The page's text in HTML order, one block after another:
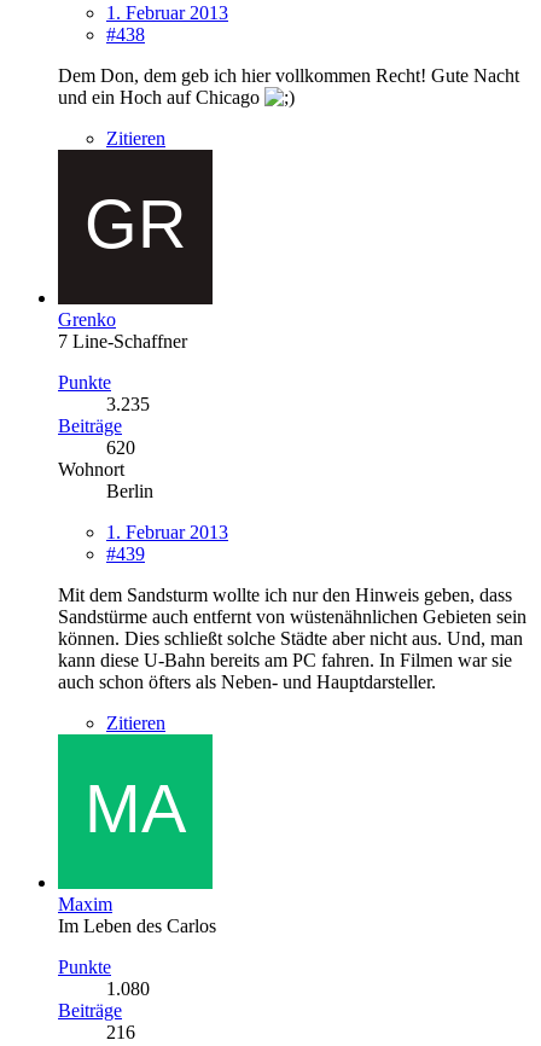
1. Februar 2013
#438
Dem Don, dem geb ich hier vollkommen Recht! Gute Nacht
und ein Hoch auf Chicago
Zitieren
Grenko
7 Line-Schaffner
Punkte
3.235
Beiträge
620
Wohnort
Berlin
1. Februar 2013
#439
Mit dem Sandsturm wollte ich nur den Hinweis geben, dass
Sandstürme auch entfernt von wüstenähnlichen Gebieten sein
können. Dies schließt solche Städte aber nicht aus. Und, man
kann diese U-Bahn bereits am PC fahren. In Filmen war sie
auch schon öfters als Neben- und Hauptdarsteller.
Zitieren
Maxim
Im Leben des Carlos
Punkte
1.080
Beiträge
216